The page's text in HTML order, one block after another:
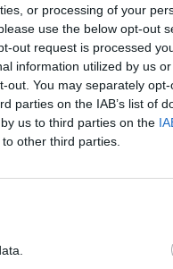
or processing of your
use the below opt-out
out request is processed
information utilized by us
out. You may separately
parties on the IAB’s list of
us to third parties on the
other third parties.
Monate
soggetti tra
e attività
gli
in corso, che